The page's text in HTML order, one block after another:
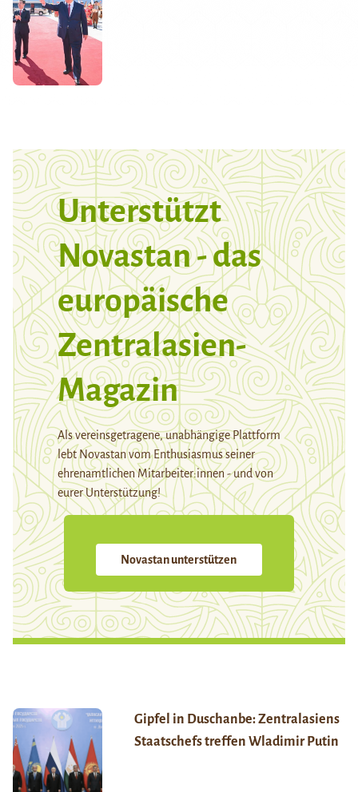
Unterstützt
Novastan - das
europäische
Zentralasien-
Magazin
Als vereinsgetragene, unabhängige Plattform
lebt Novastan vom Enthusiasmus seiner
ehrenamtlichen Mitarbeiter:innen - und von
eurer Unterstützung!
Novastan unterstützen
Gipfel in Duschanbe: Zentralasiens
Staatschefs treffen Wladimir Putin